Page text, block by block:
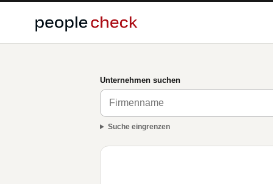
Unternehmen suchen
Suche eingrenzen